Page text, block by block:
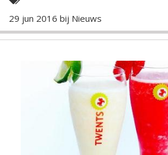
29 jun 2016 bij Nieuws